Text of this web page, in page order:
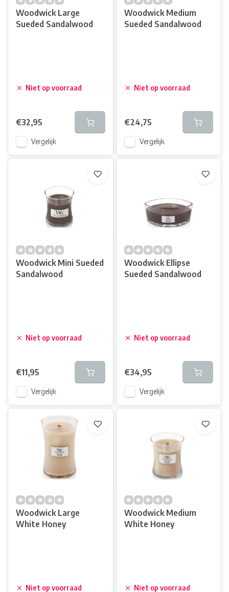
Woodwick Large
Sueded Sandalwood
Niet op voorraad
€32,95
Vergelijk
Woodwick Medium
Sueded Sandalwood
Niet op voorraad
€24,75
Vergelijk
Woodwick Mini Sueded
Sandalwood
Niet op voorraad
€11,95
Vergelijk
Woodwick Ellipse
Sueded Sandalwood
Niet op voorraad
€34,95
Vergelijk
Woodwick Large
White Honey
Niet op voorraad
Woodwick Medium
White Honey
Niet op voorraad